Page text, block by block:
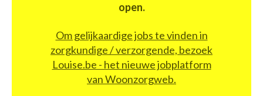
open.
Om gelijkaardige jobs te vinden in
zorgkundige / verzorgende, bezoek
Louise.be - het nieuwe jobplatform
van Woonzorgweb.